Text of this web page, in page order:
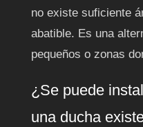
no existe suficiente
abatible. Es una
pequeños o zonas
¿Se puede
una ducha